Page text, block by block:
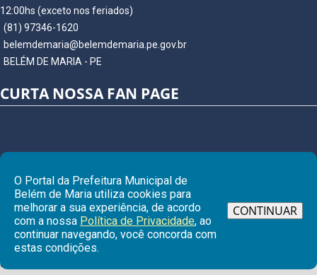
12:00hs (exceto nos feriados)
(81) 97346-1620
belemdemaria@belemdemaria.pe.gov.br
BELÉM DE MARIA - PE
CURTA NOSSA FAN PAGE
© Copyright 2026 Prefeitura Municipal de BELÉM DE MARIA | Todos os
direitos reservados
O Portal da Prefeitura Municipal de
Belém de Maria utiliza cookies para
melhorar a sua experiência, de acordo
com a nossa Política de Privacidade, ao
continuar navegando, você concorda com
estas condições.
CONTINUAR